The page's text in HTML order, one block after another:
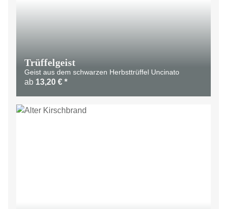
Trüffelgeist
Geist aus dem schwarzen Herbsttrüffel Uncinato
ab 13,20 € *